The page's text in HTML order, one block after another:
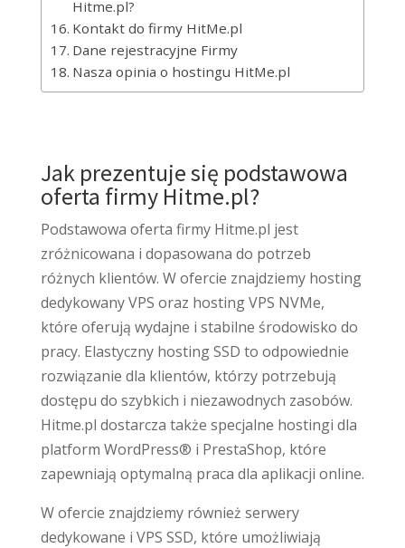
Hitme.pl?
Kontakt do firmy HitMe.pl
Dane rejestracyjne Firmy
Nasza opinia o hostingu HitMe.pl
Jak prezentuje się podstawowa
oferta firmy Hitme.pl?
Podstawowa oferta firmy Hitme.pl jest
zróżnicowana i dopasowana do potrzeb
różnych klientów. W ofercie znajdziemy hosting
dedykowany VPS oraz hosting VPS NVMe,
które oferują wydajne i stabilne środowisko do
pracy. Elastyczny hosting SSD to odpowiednie
rozwiązanie dla klientów, którzy potrzebują
dostępu do szybkich i niezawodnych zasobów.
Hitme.pl dostarcza także specjalne hostingi dla
platform WordPress® i PrestaShop, które
zapewniają optymalną praca dla aplikacji online.
W ofercie znajdziemy również serwery
dedykowane i VPS SSD, które umożliwiają